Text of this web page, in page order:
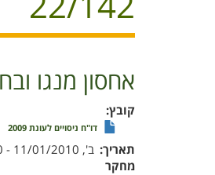
אחסון מנגו
קובץ
דו"ח ניסויים לעונת 2009
תאריך ב', 11/01/2010 - 12:00
מחקר